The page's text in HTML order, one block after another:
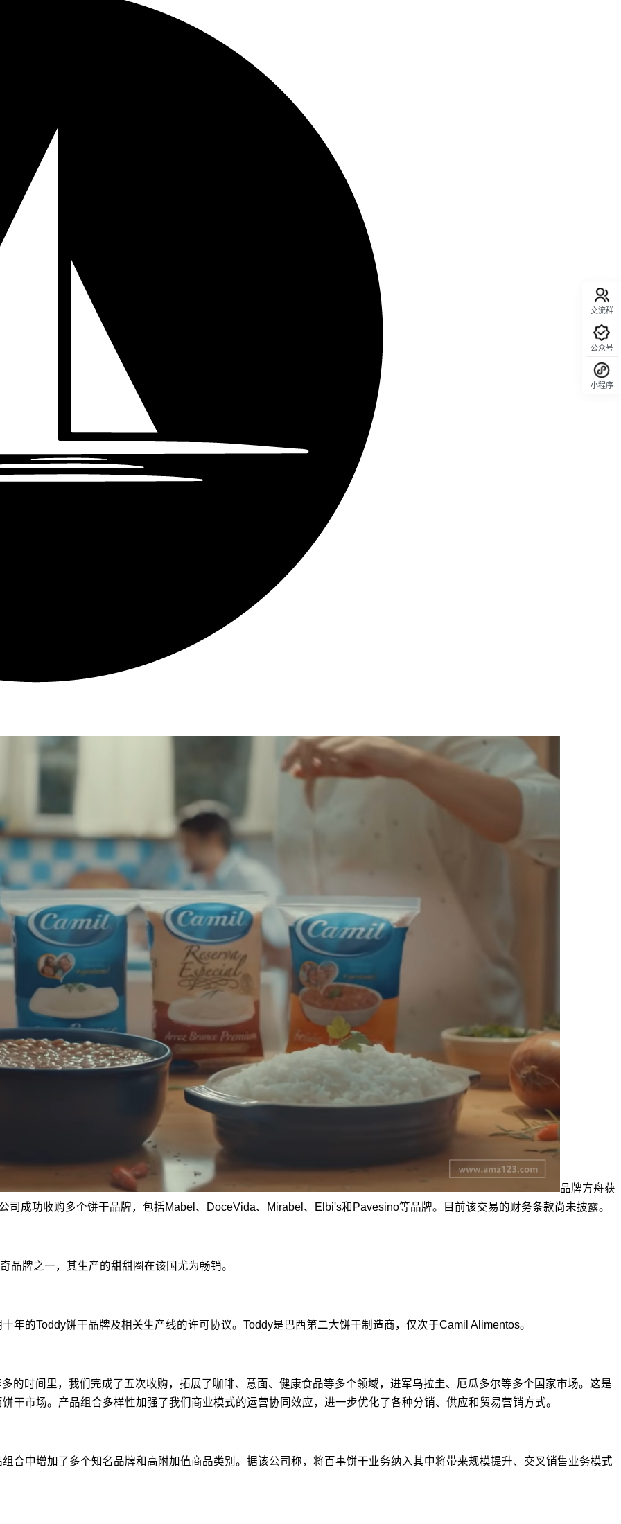
品牌方舟获
成功收购多个饼干品牌，包括Mabel、DoceVida、Mirabel、Elbi's和Pavesino等品牌。目前该交易的财务条款尚未披露。
品牌之一，其生产的甜甜圈在该国尤为畅销。
年的Toddy饼干品牌及相关生产线的许可协议。Toddy是巴西第二大饼干制造商，仅次于Camil Alimentos。
的时间里，我们完成了五次收购，拓展了咖啡、意面、健康食品等多个领域，进军乌拉圭、厄瓜多尔等多个国家市场。这是
干市场。产品组合多样性加强了我们商业模式的运营协同效应，进一步优化了各种分销、供应和贸易营销方式。
合中增加了多个知名品牌和高附加值商品类别。据该公司称，将百事饼干业务纳入其中将带来规模提升、交叉销售业务模式
交流群
公众号
小程序